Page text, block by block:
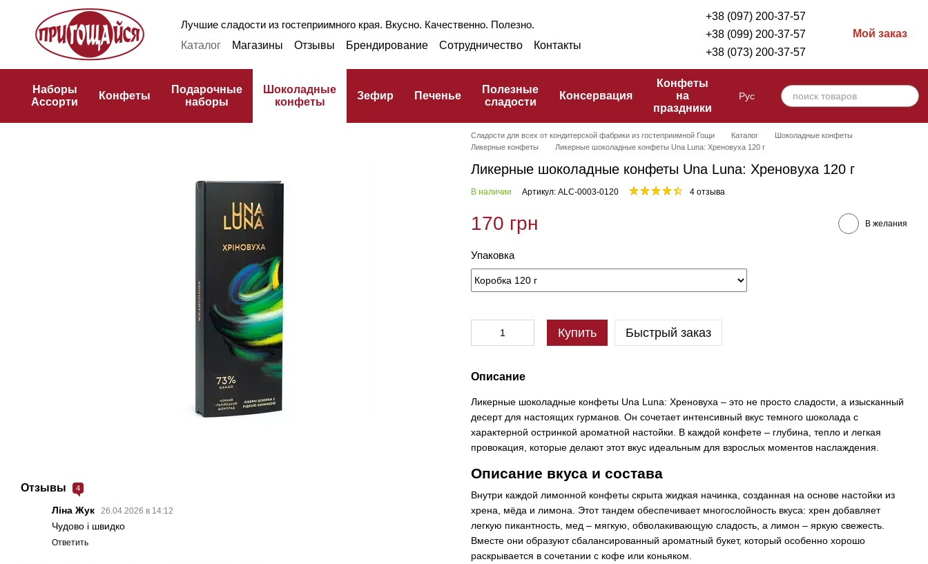
Перейти к основному контенту
Лучшие сладости из гостеприимного края. Вкусно. Качественно. Полезно.
Каталог
Магазины Отзывы Брендирование Сотрудничество
Контакты
Публичная оферта
Кулинарный словарь
+38 (097) 200-37-57
+38 (099) 200-37-57
+38 (073) 200-37-57
Мой заказ
Наборы
Ассорти
Конфеты
Подарочные
наборы
Шоколадные
конфеты
Зефир Печенье
Полезные
сладости
Консервация
Конфеты
на
праздники
Рус
Отзывы 4
Ліна Жук 26.04.2026 в 14:12
Чудово і швидко
Ответить
Сладости для всех от кондитерской фабрики из гостеприимной Гощи Каталог
Шоколадные конфеты
Ликерные конфеты
Ликерные шоколадные конфеты Una Luna: Хреновуха 120 г
Ликерные шоколадные конфеты Una Luna: Хреновуха 120 г
В наличии Артикул: ALC-0003-0120 4 отзыва
170 грн В желания
Упаковка
Купить Быстрый заказ
Описание
Ликерные шоколадные конфеты Una Luna: Хреновуха – это не просто сладости, а изысканный
десерт для настоящих гурманов. Он сочетает интенсивный вкус темного шоколада с
характерной остринкой ароматной настойки. В каждой конфете – глубина, тепло и легкая
провокация, которые делают этот вкус идеальным для взрослых моментов наслаждения.
Описание вкуса и состава
Внутри каждой лимонной конфеты скрыта жидкая начинка, созданная на основе настойки из
хрена, мёда и лимона. Этот тандем обеспечивает многослойность вкуса: хрен добавляет
легкую пикантность, мед – мягкую, обволакивающую сладость, а лимон – яркую свежесть.
Вместе они образуют сбалансированный ароматный букет, который особенно хорошо
раскрывается в сочетании с кофе или коньяком.